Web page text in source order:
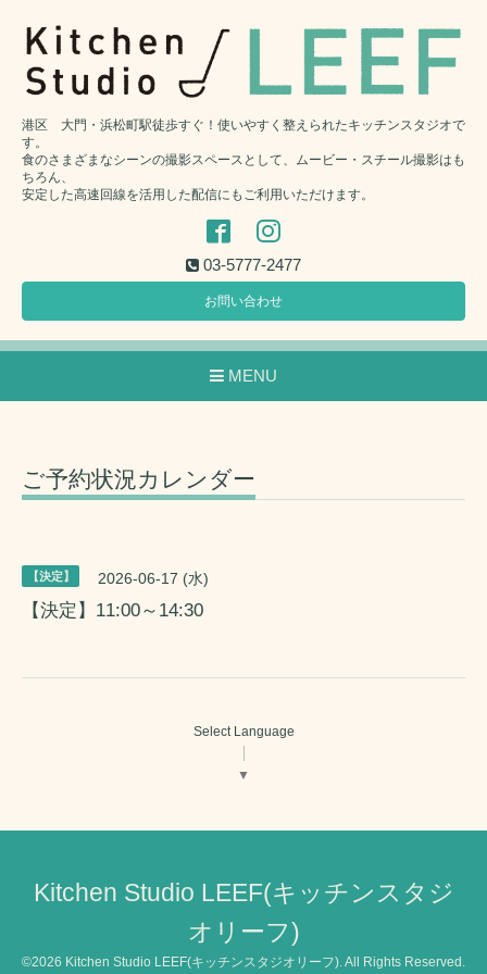
港区 大門・浜松町駅徒歩すぐ！使いやすく整えられたキッチンスタジオで
す。
食のさまざまなシーンの撮影スペースとして、ムービー・スチール撮影はも
ちろん、
安定した高速回線を活用した配信にもご利用いただけます。
03-5777-2477
お問い合わせ
MENU
ご予約状況カレンダー
【決定】 2026-06-17 (水)
【決定】11:00～14:30
Select Language
▼
Kitchen Studio LEEF(キッチンスタジ
オリーフ)
©2026 Kitchen Studio LEEF(キッチンスタジオリーフ) . All Rights Reserved.